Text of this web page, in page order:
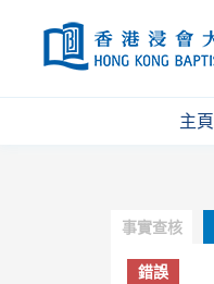
主頁
Categories
事實查核
錯誤